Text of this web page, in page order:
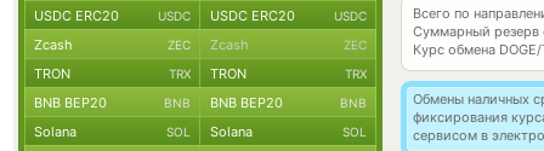
Всего по
Суммарный резерв
Курс обмена
Обмены наличных
фиксирования
сервисом в
USDC ERC20 USDC USDC ERC20 USDC
Zcash ZEC Zcash ZEC
TRON TRX TRON TRX
BNB BEP20 BNB BNB BEP20 BNB
Solana SOL Solana SOL